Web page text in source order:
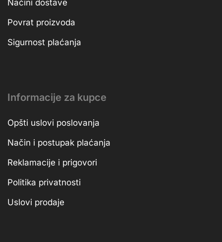
Načini dostave
Povrat proizvoda
Sigurnost plaćanja
Informacije za kupce
Opšti uslovi poslovanja
Način i postupak plaćanja
Reklamacije i prigovori
Politika privatnosti
Uslovi prodaje